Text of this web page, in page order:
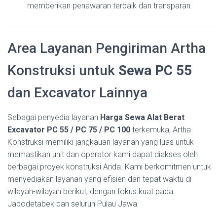
memberikan penawaran terbaik dan transparan.
Area Layanan Pengiriman Artha
Konstruksi untuk Sewa PC 55
dan Excavator Lainnya
Sebagai penyedia layanan Harga Sewa Alat Berat
Excavator PC 55 / PC 75 / PC 100 terkemuka, Artha
Konstruksi memiliki jangkauan layanan yang luas untuk
memastikan unit dan operator kami dapat diakses oleh
berbagai proyek konstruksi Anda. Kami berkomitmen untuk
menyediakan layanan yang efisien dan tepat waktu di
wilayah-wilayah berikut, dengan fokus kuat pada
Jabodetabek dan seluruh Pulau Jawa: